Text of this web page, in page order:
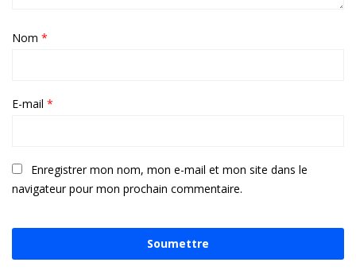
Nom *
E-mail *
Enregistrer mon nom, mon e-mail et mon site dans le
navigateur pour mon prochain commentaire.